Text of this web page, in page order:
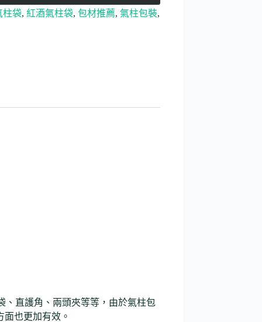
柱袋, 紅酒氣柱袋, 包材推薦, 氣柱包裝,
、直護角、兩頭夾等等，由於氣柱包
也更加有效。